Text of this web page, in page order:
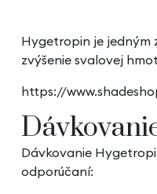
Hygetropin je jedným
zvýšenie svalovej
https://
Dávkovanie
odporúčaní: